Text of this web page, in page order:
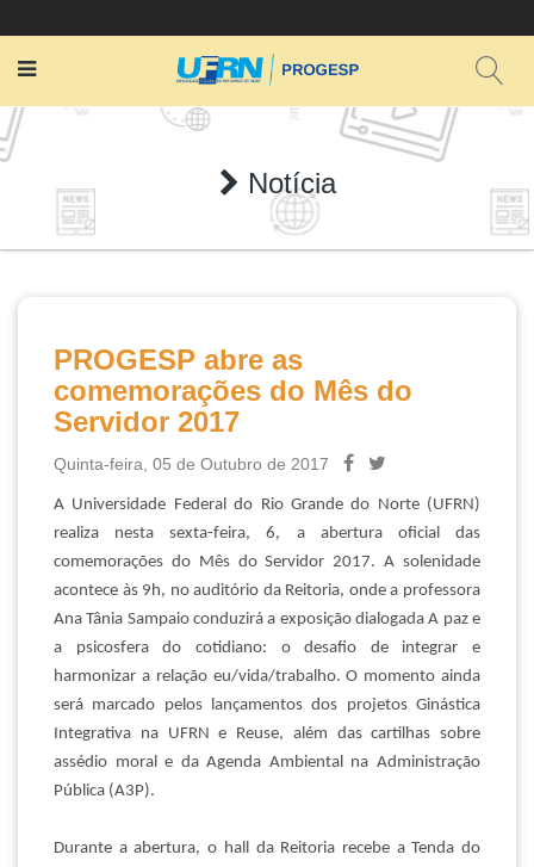
Notícia
PROGESP abre as
comemorações do Mês do
Servidor 2017
Quinta-feira, 05 de Outubro de 2017
A Universidade Federal do Rio Grande do Norte (UFRN)
realiza nesta sexta-feira, 6, a abertura oficial das
comemorações do Mês do Servidor 2017. A solenidade
acontece às 9h, no auditório da Reitoria, onde a professora
Ana Tânia Sampaio conduzirá a exposição dialogadaA paz e
a psicosfera do cotidiano: o desafio de integrar e
harmonizar a relação eu/vida/trabalho. O momento ainda
será marcado pelos lançamentos dos projetos Ginástica
Integrativa na UFRN e Reuse, além das cartilhas sobre
assédio moral e da Agenda Ambiental na Administração
Pública (A3P).
Durante a abertura, o hall da Reitoria recebe a Tenda do